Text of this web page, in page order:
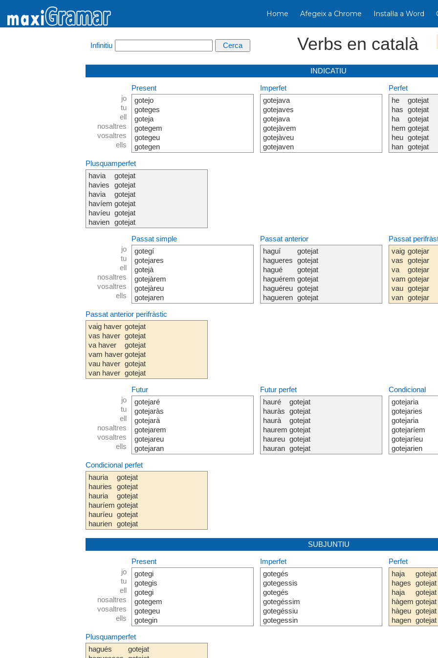
Home Afegeix a Chrome Instal·la a Word
Infinitiu Verbs en català
INDICATIU
jo
tu
ell
nosaltres
vosaltres
ells
Present
gotejo
goteges
goteja
gotegem
gotegeu
gotegen
Imperfet
gotejava
gotejaves
gotejava
gotejàvem
gotejàveu
gotejaven
Perfet
he
has
ha
hem
heu
han
gotejat
gotejat
gotejat
gotejat
gotejat
gotejat
Plusquamperfet
havia
havies
havia
havíem
havíeu
havien
gotejat
gotejat
gotejat
gotejat
gotejat
gotejat
jo
tu
ell
nosaltres
vosaltres
ells
Passat simple
gotegí
gotejares
gotejà
gotejàrem
gotejàreu
gotejaren
Passat anterior
haguí
hagueres
hagué
haguérem
haguéreu
hagueren
gotejat
gotejat
gotejat
gotejat
gotejat
gotejat
Passat
vaig
vas
va
vam
vau
van
gotejar
gotejar
gotejar
gotejar
gotejar
gotejar
Passat anterior perifràstic
vaig haver
vas haver
va haver
vam haver
vau haver
van haver
gotejat
gotejat
gotejat
gotejat
gotejat
gotejat
jo
tu
ell
nosaltres
vosaltres
ells
Futur
gotejaré
gotejaràs
gotejarà
gotejarem
gotejareu
gotejaran
Futur perfet
hauré
hauràs
haurà
haurem
haureu
hauran
gotejat
gotejat
gotejat
gotejat
gotejat
gotejat
Condicional
gotejaria
gotejaries
gotejaria
gotejaríem
gotejaríeu
gotejarien
Condicional perfet
hauria
hauries
hauria
hauríem
hauríeu
haurien
gotejat
gotejat
gotejat
gotejat
gotejat
gotejat
SUBJUNTIU
jo
tu
ell
nosaltres
vosaltres
ells
Present
gotegi
gotegis
gotegi
gotegem
gotegeu
gotegin
Imperfet
gotegés
gotegessis
gotegés
gotegéssim
gotegéssiu
gotegessin
Perfet
haja
hages
haja
hàgem
hàgeu
hagen
gotejat
gotejat
gotejat
gotejat
gotejat
gotejat
Plusquamperfet
hagués
gotejat